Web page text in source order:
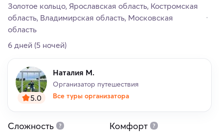
Золотое кольцо Ярославская область Костромская
область Владимирская область Московская
область
6 дней (5 ночей)
5.0
Наталия М.
Организатор путешествия
Все туры организатора
Сложность Комфорт